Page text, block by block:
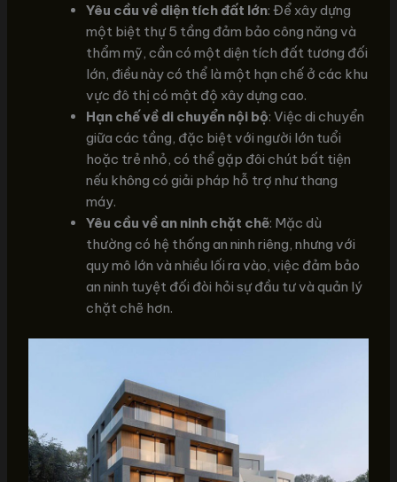
Yêu cầu về diện tích đất lớn: Để xây dựng
một biệt thự 5 tầng đảm bảo công năng và
thẩm mỹ, cần có một diện tích đất tương đối
lớn, điều này có thể là một hạn chế ở các khu
vực đô thị có mật độ xây dựng cao.
Hạn chế về di chuyển nội bộ: Việc di chuyển
giữa các tầng, đặc biệt với người lớn tuổi
hoặc trẻ nhỏ, có thể gặp đôi chút bất tiện
nếu không có giải pháp hỗ trợ như thang
máy.
Yêu cầu về an ninh chặt chẽ: Mặc dù
thường có hệ thống an ninh riêng, nhưng với
quy mô lớn và nhiều lối ra vào, việc đảm bảo
an ninh tuyệt đối đòi hỏi sự đầu tư và quản lý
chặt chẽ hơn.